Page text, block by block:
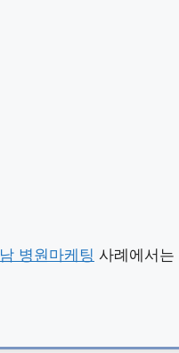
병원마케팅 사례에서